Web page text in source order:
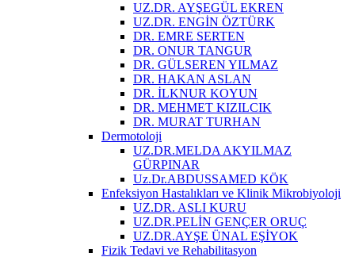
UZ.DR. AYŞEGÜL EKREN
UZ.DR. ENGİN ÖZTÜRK
DR. EMRE SERTEN
DR. ONUR TANGUR
DR. GÜLSEREN YILMAZ
DR. HAKAN ASLAN
DR. İLKNUR KOYUN
DR. MEHMET KIZILCIK
DR. MURAT TURHAN
Dermotoloji
UZ.DR.MELDA AKYILMAZ
GÜRPINAR
Uz.Dr.ABDUSSAMED KÖK
Enfeksiyon Hastalıkları ve Klinik Mikrobiyoloji
UZ.DR. ASLI KURU
UZ.DR.PELİN GENÇER ORUÇ
UZ.DR.AYŞE ÜNAL EŞİYOK
Fizik Tedavi ve Rehabilitasyon